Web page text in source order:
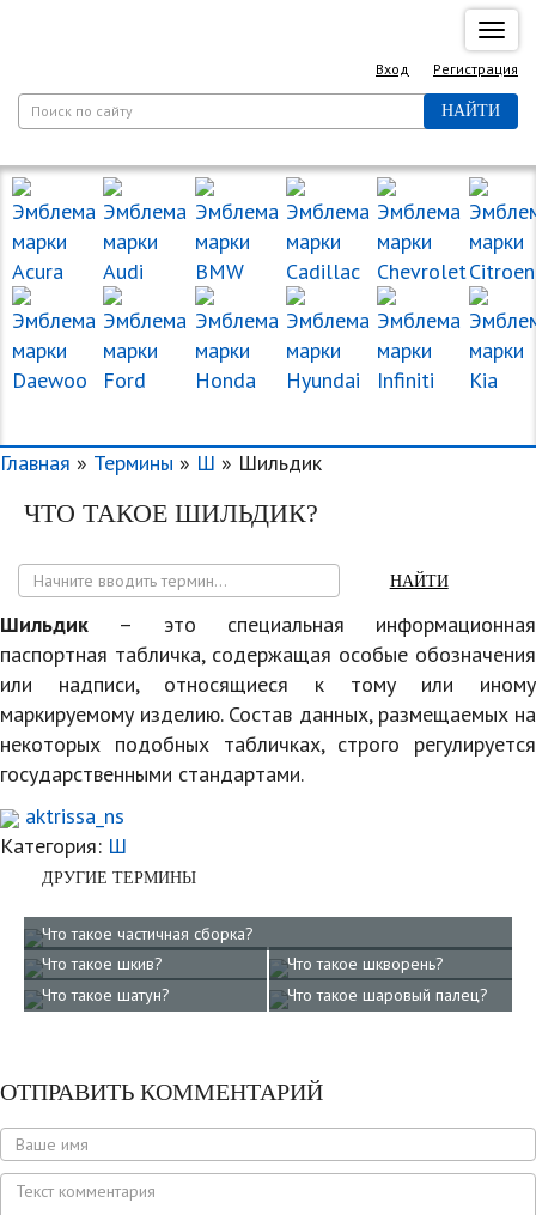
Вход Регистрация
НАЙТИ
Главная » Термины » Ш » Шильдик
ЧТО ТАКОЕ ШИЛЬДИК?
НАЙТИ
Шильдик – это специальная информационная
паспортная табличка, содержащая особые обозначения
или надписи, относящиеся к тому или иному
маркируемому изделию. Состав данных, размещаемых на
некоторых подобных табличках, строго регулируется
государственными стандартами.
aktrissa_ns
Категория: Ш
ДРУГИЕ ТЕРМИНЫ
Что такое частичная сборка?
Что такое шкив?
Что такое шкворень?
Что такое шатун?
Что такое шаровый палец?
ОТПРАВИТЬ КОММЕНТАРИЙ